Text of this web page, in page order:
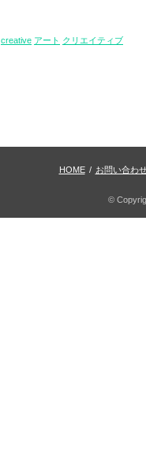
creative アート クリエイティブ
HOME / お問い合わ
©